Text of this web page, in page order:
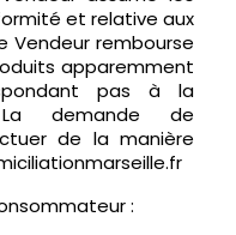
et relative aux
Vendeur rembourse
apparemment
pas à la
demande de
de la manière
: